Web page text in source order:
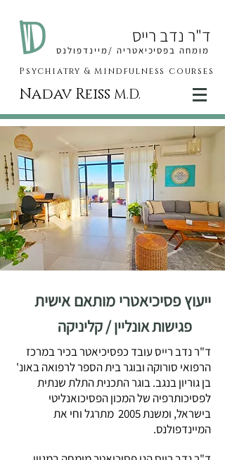
ד"ר נדב רייס
מומחה בפסיכיאטריה /מיינדפולנס
Psychiatry & Mindfulness courses
Nadav Reiss M.D.
ייעוץ פסיכיאטרי מותאם אישית
פגישות אונליין / קליניקה
ד"ר נדב רייס עובד כפסיכיאטר בכיר במרכז
הרפואי סורוקה ובוגר בית הספר לרפואה באונ'
בן גוריון בנגב. בוגר התכנית התלת שנתית
לפסיכותרפיה של המכון הפסיכואנליטי
בישראל, ו
משנת 2005 מתרגל וחי את
המיינדפולנס.